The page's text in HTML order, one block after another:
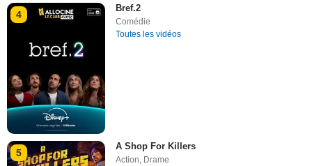
4
Bref.2
Comédie
Toutes les vidéos
5
A Shop For Killers
Action, Drame